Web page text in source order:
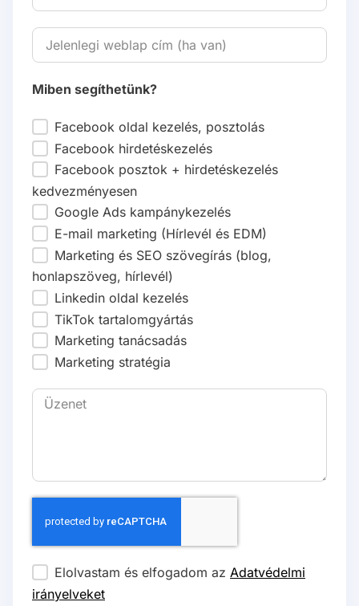
Miben segíthetünk?
Facebook oldal kezelés, posztolás
Facebook hirdetéskezelés
Facebook posztok + hirdetéskezelés
kedvezményesen
Google Ads kampánykezelés
E-mail marketing (Hírlevél és EDM)
Marketing és SEO szövegírás (blog,
honlapszöveg, hírlevél)
Linkedin oldal kezelés
TikTok tartalomgyártás
Marketing tanácsadás
Marketing stratégia
Elolvastam és elfogadom az Adatvédelmi
irányelveket